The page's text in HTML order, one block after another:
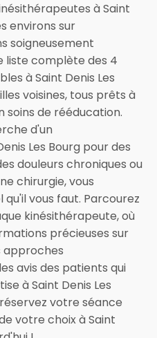
à Saint
environs sur
soigneusement
liste complète des 4
à Saint Denis Les
voisines, tous prêts à
soins de rééducation.
d'un
Les Bourg pour des
douleurs chroniques ou
chirurgie, vous
vous faut. Parcourez
kinésithérapeute, où
précieuses sur
approches
avis des patients qui
à Saint Denis Les
votre séance
votre choix à Saint